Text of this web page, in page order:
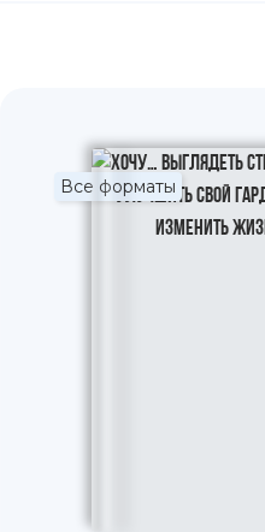
Все форматы